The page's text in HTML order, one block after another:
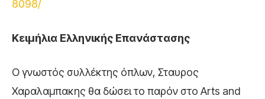
8098/
Κειμήλια Ελληνικής Επανάστασης
Ο γνωστός συλλέκτης όπλων, Σταυρος
Χαραλαμπακης θα δώσει το παρόν στο Arts and